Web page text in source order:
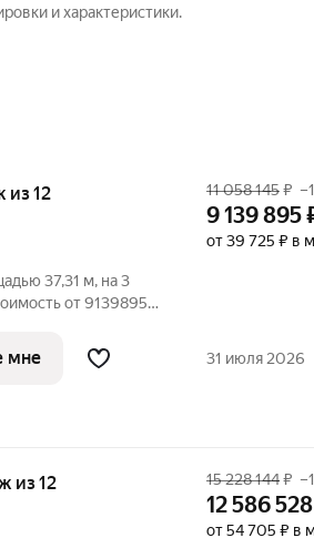
и характеристики.
из 12
37,31 м, на 3
9139895
по концепции
11 058 145₽
9 139 895
от 39 725 ₽ в
мне 31 июля 2026
из 12 15 228 144₽
12 586 528
от 54 705 ₽ в